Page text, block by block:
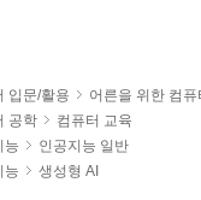
입문/활용
어른을 위한 컴퓨
공학
컴퓨터 교육
능
인공지능 일반
능 생성형 AI